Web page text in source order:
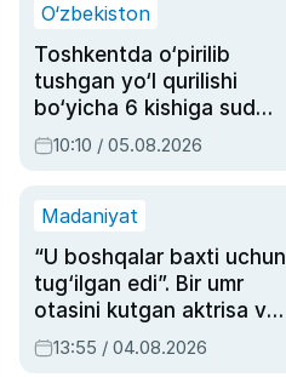
O‘zbekiston
Toshkentda o‘pirilib
tushgan yo‘l qurilishi
bo‘yicha 6 kishiga sud
hukmi o‘qildi
10:10 / 05.08.2026
Madaniyat
“U boshqalar baxti uchun
tug‘ilgan edi”. Bir umr
otasini kutgan aktrisa va
dublyaj ustasi Rimma
Ahmedovaning
13:55 / 04.08.2026